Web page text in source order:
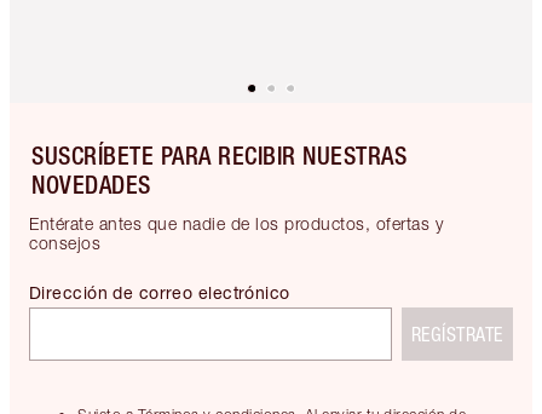
SUSCRÍBETE PARA RECIBIR NUESTRAS
NOVEDADES
Entérate antes que nadie de los productos, ofertas y
consejos
Dirección de correo electrónico
REGÍSTRATE